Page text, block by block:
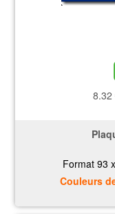
8.32
Format 93
Couleurs